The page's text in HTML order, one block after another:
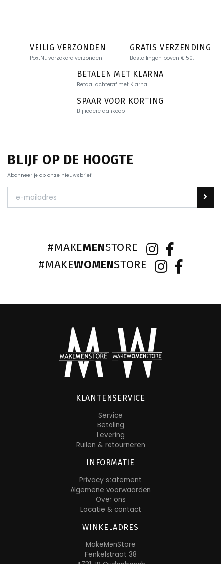
VEILIG VERZONDEN
PostNL verzekerd verzonden
GRATIS VERZENDING
Bestellingen boven € 50,-
BETALEN MET KLARNA
Betaal achteraf met Klarna
SPAAR VOOR KORTING
Bij iedere aankoop
BLIJF OP DE HOOGTE
Abonneer je op onze nieuwsbrief
#MAKEMENSTORE
#MAKEWOMENSTORE
KLANTENSERVICE
Service
Betaling
Levering
Ruilen & retourneren
INFORMATIE
Privacy statement
Algemene voorwaarden
Over ons
Locatie & contact
WINKELADRES
MakeMenStore
Fenkelstraat 38